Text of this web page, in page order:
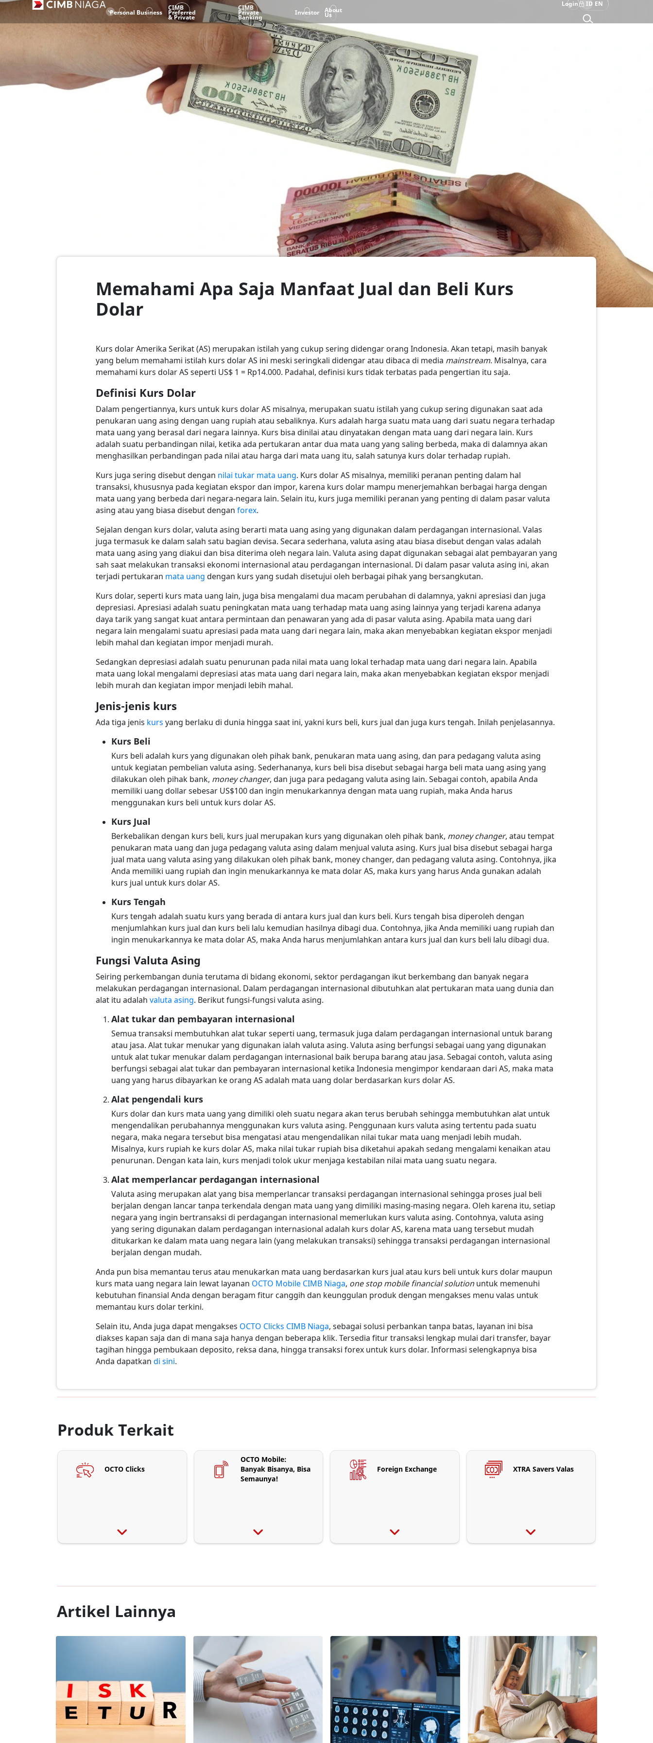
Personal Business
CIMB
Preferred
& Private
CIMB
Private
Banking
Investor About
Us
Login ID EN
Memahami Apa Saja Manfaat Jual dan Beli Kurs
Dolar
Kurs dolar Amerika Serikat (AS) merupakan istilah yang cukup sering didengar orang Indonesia. Akan tetapi, masih banyak
yang belum memahami istilah kurs dolar AS ini meski seringkali didengar atau dibaca di media mainstream. Misalnya, cara
memahami kurs dolar AS seperti US$ 1 = Rp14.000. Padahal, definisi kurs tidak terbatas pada pengertian itu saja.
Definisi Kurs Dolar
Dalam pengertiannya, kurs untuk kurs dolar AS misalnya, merupakan suatu istilah yang cukup sering digunakan saat ada
penukaran uang asing dengan uang rupiah atau sebaliknya. Kurs adalah harga suatu mata uang dari suatu negara terhadap
mata uang yang berasal dari negara lainnya. Kurs bisa dinilai atau dinyatakan dengan mata uang dari negara lain. Kurs
adalah suatu perbandingan nilai, ketika ada pertukaran antar dua mata uang yang saling berbeda, maka di dalamnya akan
menghasilkan perbandingan pada nilai atau harga dari mata uang itu, salah satunya kurs dolar terhadap rupiah.
Kurs juga sering disebut dengan nilai tukar mata uang. Kurs dolar AS misalnya, memiliki peranan penting dalam hal
transaksi, khususnya pada kegiatan ekspor dan impor, karena kurs dolar mampu menerjemahkan berbagai harga dengan
mata uang yang berbeda dari negara-negara lain. Selain itu, kurs juga memiliki peranan yang penting di dalam pasar valuta
asing atau yang biasa disebut dengan forex.
Sejalan dengan kurs dolar, valuta asing berarti mata uang asing yang digunakan dalam perdagangan internasional. Valas
juga termasuk ke dalam salah satu bagian devisa. Secara sederhana, valuta asing atau biasa disebut dengan valas adalah
mata uang asing yang diakui dan bisa diterima oleh negara lain. Valuta asing dapat digunakan sebagai alat pembayaran yang
sah saat melakukan transaksi ekonomi internasional atau perdagangan internasional. Di dalam pasar valuta asing ini, akan
terjadi pertukaran mata uang dengan kurs yang sudah disetujui oleh berbagai pihak yang bersangkutan.
Kurs dolar, seperti kurs mata uang lain, juga bisa mengalami dua macam perubahan di dalamnya, yakni apresiasi dan juga
depresiasi. Apresiasi adalah suatu peningkatan mata uang terhadap mata uang asing lainnya yang terjadi karena adanya
daya tarik yang sangat kuat antara permintaan dan penawaran yang ada di pasar valuta asing. Apabila mata uang dari
negara lain mengalami suatu apresiasi pada mata uang dari negara lain, maka akan menyebabkan kegiatan ekspor menjadi
lebih mahal dan kegiatan impor menjadi murah.
Sedangkan depresiasi adalah suatu penurunan pada nilai mata uang lokal terhadap mata uang dari negara lain. Apabila
mata uang lokal mengalami depresiasi atas mata uang dari negara lain, maka akan menyebabkan kegiatan ekspor menjadi
lebih murah dan kegiatan impor menjadi lebih mahal.
Jenis-jenis kurs
Ada tiga jenis kurs yang berlaku di dunia hingga saat ini, yakni kurs beli, kurs jual dan juga kurs tengah. Inilah penjelasannya.
Kurs Beli
Kurs beli adalah kurs yang digunakan oleh pihak bank, penukaran mata uang asing, dan para pedagang valuta asing
untuk kegiatan pembelian valuta asing. Sederhananya, kurs beli bisa disebut sebagai harga beli mata uang asing yang
dilakukan oleh pihak bank, money changer, dan juga para pedagang valuta asing lain. Sebagai contoh, apabila Anda
memiliki uang dollar sebesar US$100 dan ingin menukarkannya dengan mata uang rupiah, maka Anda harus
menggunakan kurs beli untuk kurs dolar AS.
Kurs Jual
Berkebalikan dengan kurs beli, kurs jual merupakan kurs yang digunakan oleh pihak bank, money changer, atau tempat
penukaran mata uang dan juga pedagang valuta asing dalam menjual valuta asing. Kurs jual bisa disebut sebagai harga
jual mata uang valuta asing yang dilakukan oleh pihak bank, money changer, dan pedagang valuta asing. Contohnya, jika
Anda memiliki uang rupiah dan ingin menukarkannya ke mata dolar AS, maka kurs yang harus Anda gunakan adalah
kurs jual untuk kurs dolar AS.
Kurs Tengah
Kurs tengah adalah suatu kurs yang berada di antara kurs jual dan kurs beli. Kurs tengah bisa diperoleh dengan
menjumlahkan kurs jual dan kurs beli lalu kemudian hasilnya dibagi dua. Contohnya, jika Anda memiliki uang rupiah dan
ingin menukarkannya ke mata dolar AS, maka Anda harus menjumlahkan antara kurs jual dan kurs beli lalu dibagi dua.
Fungsi Valuta Asing
Seiring perkembangan dunia terutama di bidang ekonomi, sektor perdagangan ikut berkembang dan banyak negara
melakukan perdagangan internasional. Dalam perdagangan internasional dibutuhkan alat pertukaran mata uang dunia dan
alat itu adalah valuta asing. Berikut fungsi-fungsi valuta asing.
Alat tukar dan pembayaran internasional
Semua transaksi membutuhkan alat tukar seperti uang, termasuk juga dalam perdagangan internasional untuk barang
atau jasa. Alat tukar menukar yang digunakan ialah valuta asing. Valuta asing berfungsi sebagai uang yang digunakan
untuk alat tukar menukar dalam perdagangan internasional baik berupa barang atau jasa. Sebagai contoh, valuta asing
berfungsi sebagai alat tukar dan pembayaran internasional ketika Indonesia mengimpor kendaraan dari AS, maka mata
uang yang harus dibayarkan ke orang AS adalah mata uang dolar berdasarkan kurs dolar AS.
Alat pengendali kurs
Kurs dolar dan kurs mata uang yang dimiliki oleh suatu negara akan terus berubah sehingga membutuhkan alat untuk
mengendalikan perubahannya menggunakan kurs valuta asing. Penggunaan kurs valuta asing tertentu pada suatu
negara, maka negara tersebut bisa mengatasi atau mengendalikan nilai tukar mata uang menjadi lebih mudah.
Misalnya, kurs rupiah ke kurs dolar AS, maka nilai tukar rupiah bisa diketahui apakah sedang mengalami kenaikan atau
penurunan. Dengan kata lain, kurs menjadi tolok ukur menjaga kestabilan nilai mata uang suatu negara.
Alat memperlancar perdagangan internasional
Valuta asing merupakan alat yang bisa memperlancar transaksi perdagangan internasional sehingga proses jual beli
berjalan dengan lancar tanpa terkendala dengan mata uang yang dimiliki masing-masing negara. Oleh karena itu, setiap
negara yang ingin bertransaksi di perdagangan internasional memerlukan kurs valuta asing. Contohnya, valuta asing
yang sering digunakan dalam perdagangan internasional adalah kurs dolar AS, karena mata uang tersebut mudah
ditukarkan ke dalam mata uang negara lain (yang melakukan transaksi) sehingga transaksi perdagangan internasional
berjalan dengan mudah.
Anda pun bisa memantau terus atau menukarkan mata uang berdasarkan kurs jual atau kurs beli untuk kurs dolar maupun
kurs mata uang negara lain lewat layanan OCTO Mobile CIMB Niaga, one stop mobile financial solutionuntuk memenuhi
kebutuhan finansial Anda dengan beragam fitur canggih dan keunggulan produk dengan mengakses menu valas untuk
memantau kurs dolar terkini.
Selain itu, Anda juga dapat mengakses OCTO Clicks CIMB Niaga, sebagai solusi perbankan tanpa batas, layanan ini bisa
diakses kapan saja dan di mana saja hanya dengan beberapa klik. Tersedia fitur transaksi lengkap mulai dari transfer, bayar
tagihan hingga pembukaan deposito, reksa dana, hingga transaksi forex untuk kurs dolar. Informasi selengkapnya bisa
Anda dapatkan di sini.
Produk Terkait
OCTO Clicks
OCTO Mobile:
Banyak Bisanya, Bisa
Semaunya!
Foreign Exchange XTRA Savers Valas
Artikel Lainnya